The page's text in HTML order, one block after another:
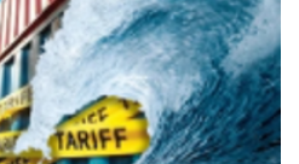
사회
공헌
활동
활동소개